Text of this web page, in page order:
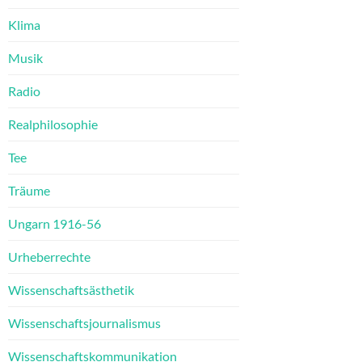
Klima
Musik
Radio
Realphilosophie
Tee
Träume
Ungarn 1916-56
Urheberrechte
Wissenschaftsästhetik
Wissenschaftsjournalismus
Wissenschaftskommunikation